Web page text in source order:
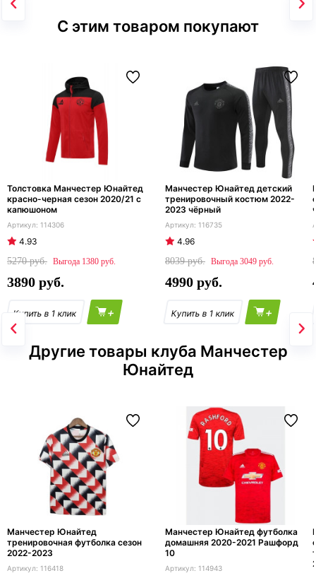
С этим товаром покупают
Толстовка Манчестер Юнайтед
красно-черная сезон 2020/21 с
капюшоном
114306
4.93
5270
1380
3890
+
Манчестер Юнайтед детский
тренировочный костюм 2022-
2023 чёрный
116735
4.96
8039
3049
4990
+
Другие товары клуба Манчестер
Юнайтед
Манчестер Юнайтед
тренировочная футболка сезон
2022-2023
116418
Манчестер Юнайтед футболка
домашняя 2020-2021 Рашфорд
10
114943